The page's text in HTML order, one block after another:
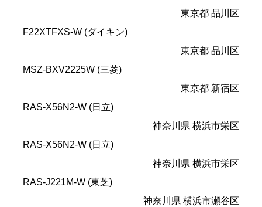
東京都 品川区
F22XTFXS-W (ダイキン)
東京都 品川区
MSZ-BXV2225W (三菱)
東京都 新宿区
RAS-X56N2-W (日立)
神奈川県 横浜市栄区
RAS-X56N2-W (日立)
神奈川県 横浜市栄区
RAS-J221M-W (東芝)
神奈川県 横浜市瀬谷区